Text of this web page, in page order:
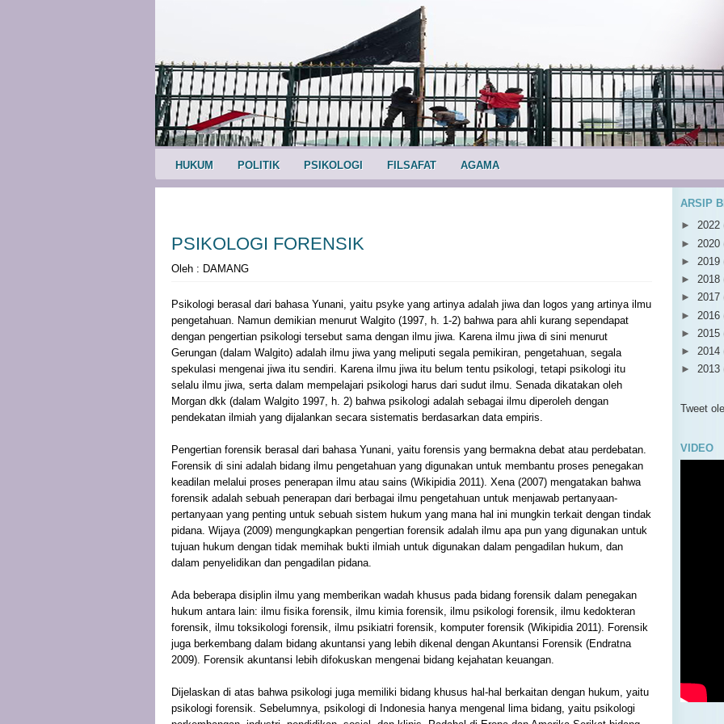
HUKUM POLITIK PSIKOLOGI FILSAFAT AGAMA
PSIKOLOGI FORENSIK
Oleh : DAMANG
Psikologi berasal dari bahasa Yunani, yaitu psyke yang artinya adalah jiwa dan logos yang artinya ilmu
pengetahuan. Namun demikian menurut Walgito (1997, h. 1-2) bahwa para ahli kurang sependapat
dengan pengertian psikologi tersebut sama dengan ilmu jiwa. Karena ilmu jiwa di sini menurut
Gerungan (dalam Walgito) adalah ilmu jiwa yang meliputi segala pemikiran, pengetahuan, segala
spekulasi mengenai jiwa itu sendiri. Karena ilmu jiwa itu belum tentu psikologi, tetapi psikologi itu
selalu ilmu jiwa, serta dalam mempelajari psikologi harus dari sudut ilmu. Senada dikatakan oleh
Morgan dkk (dalam Walgito 1997, h. 2) bahwa psikologi adalah sebagai ilmu diperoleh dengan
pendekatan ilmiah yang dijalankan secara sistematis berdasarkan data empiris.
Pengertian forensik berasal dari bahasa Yunani, yaitu forensis yang bermakna debat atau perdebatan.
Forensik di sini adalah bidang ilmu pengetahuan yang digunakan untuk membantu proses penegakan
keadilan melalui proses penerapan ilmu atau sains (Wikipidia 2011). Xena (2007) mengatakan bahwa
forensik adalah sebuah penerapan dari berbagai ilmu pengetahuan untuk menjawab pertanyaan-
pertanyaan yang penting untuk sebuah sistem hukum yang mana hal ini mungkin terkait dengan tindak
pidana. Wijaya (2009) mengungkapkan pengertian forensik adalah ilmu apa pun yang digunakan untuk
tujuan hukum dengan tidak memihak bukti ilmiah untuk digunakan dalam pengadilan hukum, dan
dalam penyelidikan dan pengadilan pidana.
Ada beberapa disiplin ilmu yang memberikan wadah khusus pada bidang forensik dalam penegakan
hukum antara lain: ilmu fisika forensik, ilmu kimia forensik, ilmu psikologi forensik, ilmu kedokteran
forensik, ilmu toksikologi forensik, ilmu psikiatri forensik, komputer forensik (Wikipidia 2011). Forensik
juga berkembang dalam bidang akuntansi yang lebih dikenal dengan Akuntansi Forensik (Endratna
2009). Forensik akuntansi lebih difokuskan mengenai bidang kejahatan keuangan.
Dijelaskan di atas bahwa psikologi juga memiliki bidang khusus hal-hal berkaitan dengan hukum, yaitu
psikologi forensik. Sebelumnya, psikologi di Indonesia hanya mengenal lima bidang, yaitu psikologi
ARSIP
► 2022
► 2020
► 2019
► 2018
► 2017
► 2016
► 2015
► 2014
► 2013
▼2011
►
►
Tweet
VIDEO